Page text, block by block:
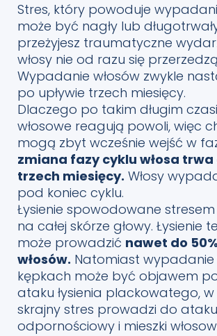
Stres, który powoduje
może być nagły lub
przeżyjesz traumatyczne
włosy nie od razu się
Wypadanie włosów zwykle
po upływie trzech miesięcy.
Dlaczego po takim długim
włosowe reagują powoli, więc
mogą zbyt wcześnie wejść w
zmiana fazy cyklu włosa trwa
trzech miesięcy. Włosy
pod koniec cyklu.
Łysienie spowodowane
na całej skórze głowy. Łysienie
może prowadzić nawet do
włosów. Natomiast wypadanie
kępkach może być objawem
ataku łysienia plackowatego,
skrajny stres prowadzi do
odpornościowy i mieszki